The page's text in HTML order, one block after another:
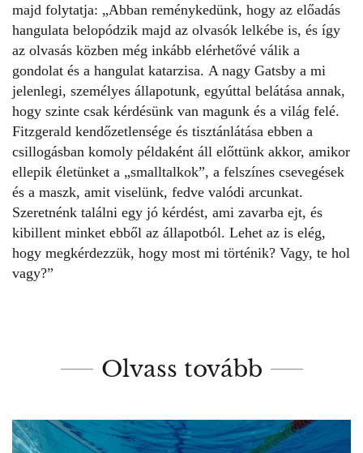
majd folytatja: „Abban reménykedünk, hogy az előadás
hangulata belopódzik majd az olvasók lelkébe is, és így
az olvasás közben még inkább elérhetővé válik a
gondolat és a hangulat katarzisa. A nagy Gatsby a mi
jelenlegi, személyes állapotunk, egyúttal belátása annak,
hogy szinte csak kérdésünk van magunk és a világ felé.
Fitzgerald kendőzetlensége és tisztánlátása ebben a
csillogásban komoly példaként áll előttünk akkor, amikor
ellepik életünket a „smalltalkok”, a felszínes csevegések
és a maszk, amit viselünk, fedve valódi arcunkat.
Szeretnénk találni egy jó kérdést, ami zavarba ejt, és
kibillent minket ebből az állapotból. Lehet az is elég,
hogy megkérdezzük, hogy most mi történik? Vagy, te hol
vagy?”
Olvass tovább